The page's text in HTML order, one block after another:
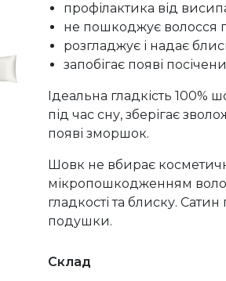
профілактика від
не пошкоджує волосся
розгладжує і надає
запобігає появі
Ідеальна гладкість 100%
під час сну, зберігає
появі зморшок.
Шовк не вбирає
мікропошкодженням
гладкості та блиску.
подушки.
Склад